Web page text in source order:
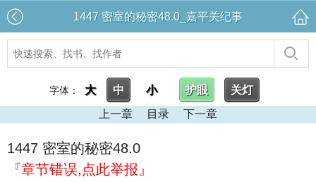
1447 密室的秘密48.0_嘉平关纪事
字体： 大 中 小 护眼
关灯
上一章
目录 下一章
1447 密室的秘密48.0
『章节错误,点此举报』